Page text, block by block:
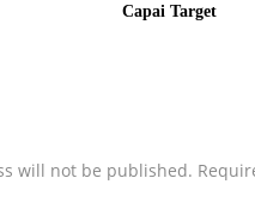
Capai Target
will not be published.